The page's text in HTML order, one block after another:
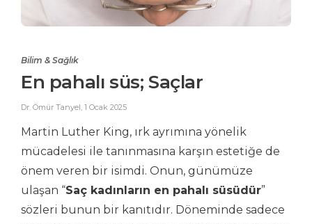
Bilim & Sağlık
En pahalı süs; Saçlar
Dr. Ömür Tanyel, 1 Ocak 2025
Martin Luther King, ırk ayrımına yönelik
mücadelesi ile tanınmasına karşın estetiğe de
önem veren bir isimdi. Onun, günümüze
ulaşan “Saç kadınların en pahalı süsüdür”
sözleri bunun bir kanıtıdır. Döneminde sadece